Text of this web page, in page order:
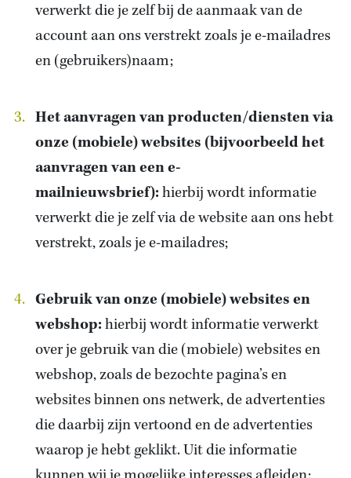
verwerkt die je zelf bij de aanmaak van de
account aan ons verstrekt zoals je e-mailadres
en (gebruikers)naam;
Het aanvragen van producten/diensten via
onze (mobiele) websites (bijvoorbeeld het
aanvragen van een e-
mailnieuwsbrief):hierbij wordt informatie
verwerkt die je zelf via de website aan ons hebt
verstrekt, zoals je e-mailadres;
Gebruik van onze (mobiele) websites en
webshop:hierbij wordt informatie verwerkt
over je gebruik van die (mobiele) websites en
webshop, zoals de bezochte pagina’s en
websites binnen ons netwerk, de advertenties
die daarbij zijn vertoond en de advertenties
waarop je hebt geklikt. Uit die informatie